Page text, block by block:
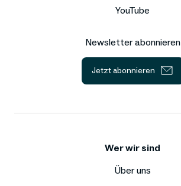
YouTube
Newsletter abonnieren
Jetzt abonnieren
Wer wir sind
Über uns